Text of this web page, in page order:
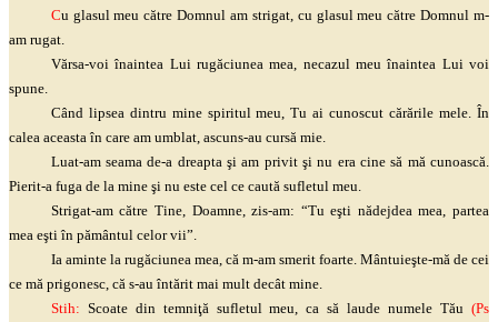
Cu glasul meu către Domnul am strigat, cu glasul meu către Domnul m-
am rugat.
Vărsa-voi înaintea Lui rugăciunea mea, necazul meu înaintea Lui voi
spune.
Când lipsea dintru mine spiritul meu, Tu ai cunoscut cărările mele. În
calea aceasta în care am umblat, ascuns-au cursă mie.
Luat-am seama de-a dreaptaşi am privitşi nu era cine să mă cunoască.
Pierit-a fuga de la mine şi nu este cel ce caută sufletul meu.
Strigat-am către Tine, Doamne, zis-am: “Tueşti nădejdea mea, partea
mea eşti în pământul celor vii”.
Ia aminte la rugăciunea mea, că m-am smerit foarte. Mântuieşte-mă de cei
ce mă prigonesc, că s-au întărit mai mult decât mine.
Stih: Scoate din temniţă sufletul meu, ca să laude numele Tău(Ps